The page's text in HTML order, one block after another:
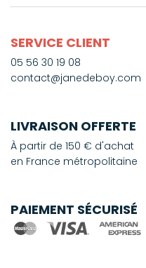
SERVICE CLIENT
05 56 30 19 08
contact@janedeboy.com
LIVRAISON OFFERTE
À partir de 150 € d'achat
en France métropolitaine
PAIEMENT SÉCURISÉ